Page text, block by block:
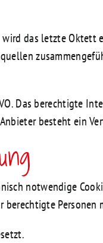
das letzte Oktett
Das berechtigte
besteht ein
notwendige
Personen